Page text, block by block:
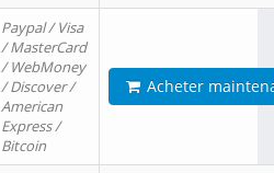
Paypal / Visa
/ MasterCard
/ WebMoney
/ Discover /
American
Express /
Bitcoin
Acheter